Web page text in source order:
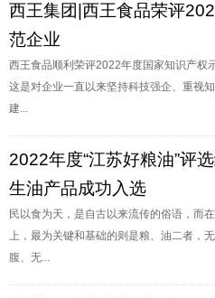
西王集团|西王食品荣评
范企业
西王食品顺利荣评2022年度国家知识产权
这是对企业一直以来坚持科技强企、重视
建...
2022年度“江苏好粮油”评
生油产品成功入选
民以食为天，是自古以来流传的俗语，而
上，最为关键和基础的则是粮、油二者，
腹、无...